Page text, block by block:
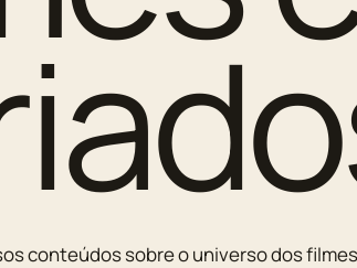
conteúdos sobre o universo dos